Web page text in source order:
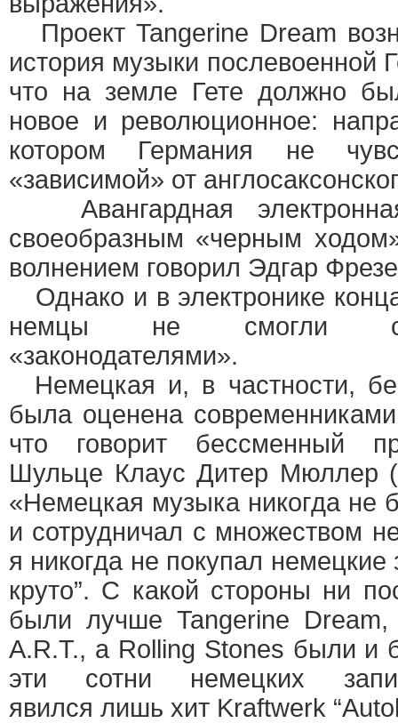
Проект Tangerine Dream
история музыки послевоенной
что на земле Гете должно
новое и революционное:
котором Германия не
«зависимой» от
Авангардная
своеобразным «черным
волнением говорил Эдгар
Однако и в электронике
немцы не смогли
«законодателями».
Немецкая и, в частности,
была оценена
что говорит бессменный
Шульце Клаус Дитер Мюллер
«Немецкая музыка никогда не
и сотрудничал с множеством
я никогда не покупал
круто”. С какой стороны ни
были лучше Tangerine
A.R.T., а Rolling Stones были и
эти сотни немецких
явился лишь хит Kraftwerk